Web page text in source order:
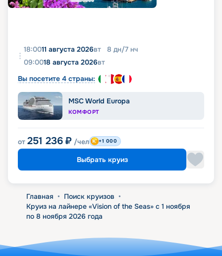
18:0011 августа 2026вт 8 дн/7 нч
09:0018 августа 2026вт
Вы посетите 4 страны:
MSC World Europa
КОМФОРТ
от 251 236 ₽ /чел +1 000
Выбрать круиз
Главная • Поиск круизов •
Круиз на лайнере «Vision of the Seas» с 1 ноября
по 8 ноября 2026 года